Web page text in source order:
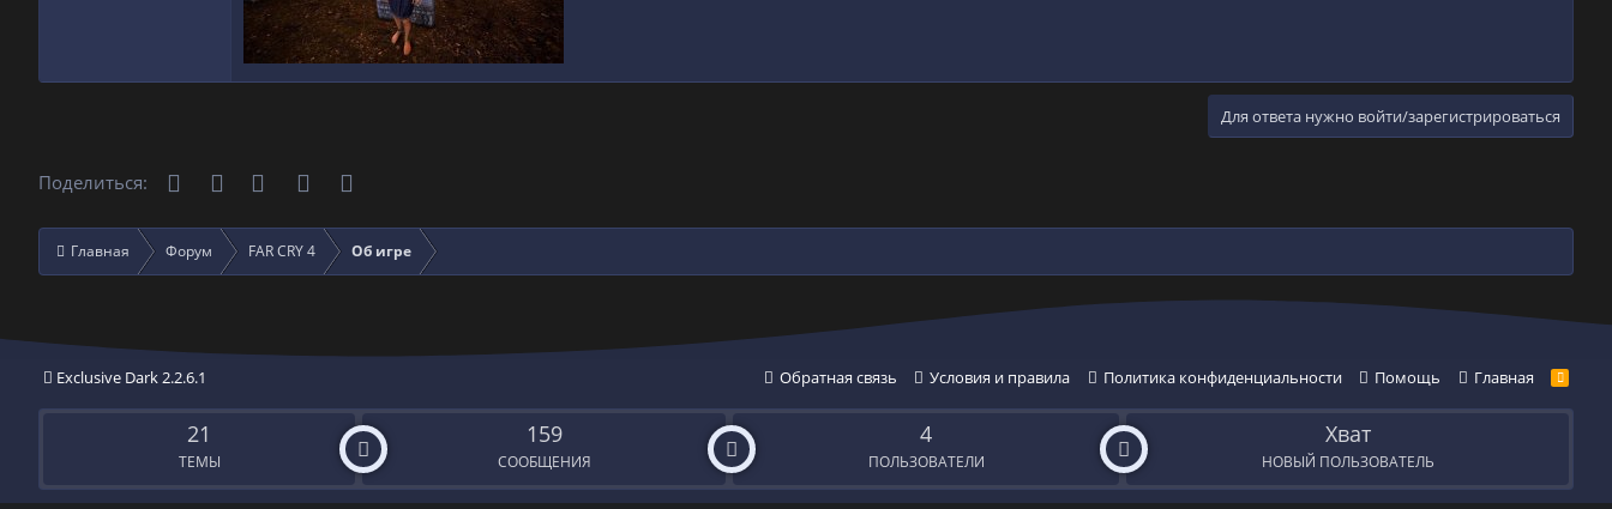
Для ответа нужно войти/зарегистрироваться
Поделиться: ТелеграмВконтактеОдноклассники
WhatsApp
Главная Форум FAR CRY 4 Об игре
Exclusive Dark 2.2.6.1 Обратная связь Условия и правила Политика конфиденциальности Помощь Главная
R
S
21
ТЕМЫ
159
СООБЩЕНИЯ
4
ПОЛЬЗОВАТЕЛИ
Хват
НОВЫЙ ПОЛЬЗОВАТЕЛЬ